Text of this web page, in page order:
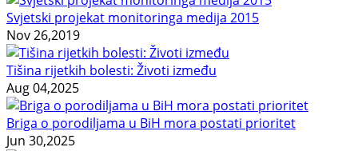
Svjetski projekat monitoringa medija 2015
Nov 26,2019
Tišina rijetkih bolesti: Životi između
Aug 04,2025
Briga o porodiljama u BiH mora postati prioritet
Jun 30,2025